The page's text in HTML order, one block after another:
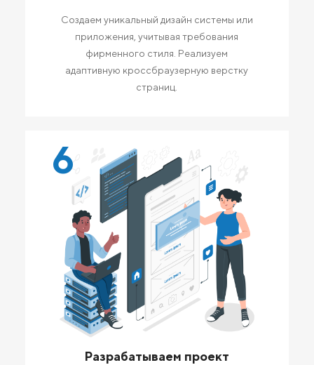
Создаем уникальный дизайн системы или
приложения, учитывая требования
фирменного стиля. Реализуем
адаптивную кроссбраузерную верстку
страниц.
6
Разрабатываем проект